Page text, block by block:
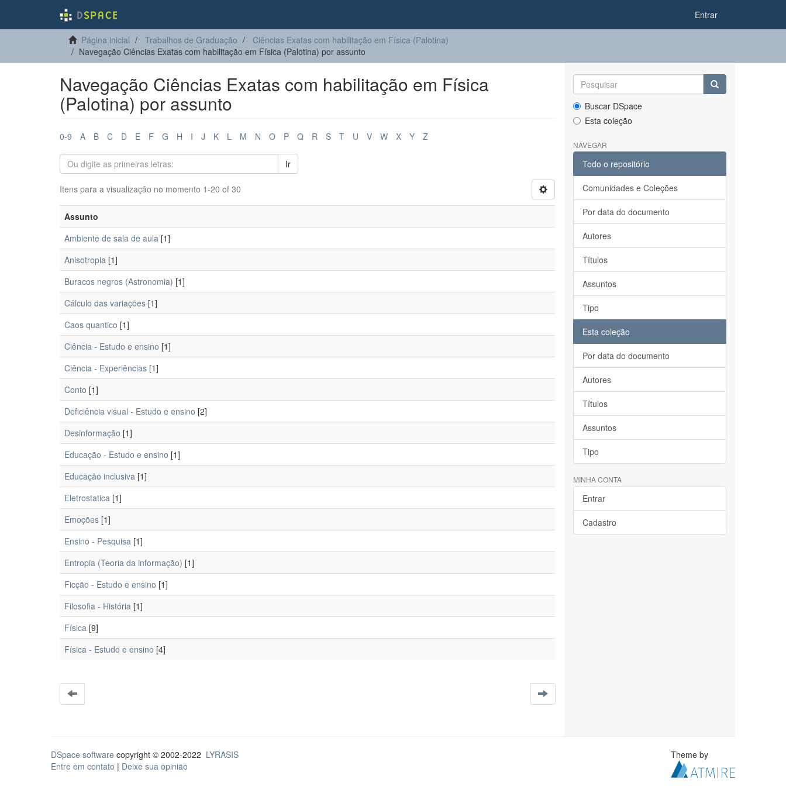
Entrar
Página inicial Trabalhos de Graduação
Ciências Exatas com habilitação em Física (Palotina)
Navegação Ciências Exatas com habilitação em Física (Palotina) por assunto
Navegação Ciências Exatas com habilitação em Física
(Palotina) por assunto
0-9 A B C D E F G H I J K L M N O P Q R S T U V W X Y Z
Ir
Itens para a visualização no momento 1-20 of 30
Assunto
Ambiente de sala de aula [1]
Anisotropia [1]
Buracos negros (Astronomia) [1]
Cálculo das variações [1]
Caos quantico [1]
Ciência - Estudo e ensino [1]
Ciência - Experiências [1]
Conto [1]
Deficiência visual - Estudo e ensino [2]
Desinformação [1]
Educação - Estudo e ensino [1]
Educação inclusiva [1]
Eletrostatica [1]
Emoções [1]
Ensino - Pesquisa [1]
Entropia (Teoria da informação) [1]
Ficção - Estudo e ensino [1]
Filosofia - História [1]
Física [9]
Física - Estudo e ensino [4]
Buscar DSpace
Esta coleção
NAVEGAR
Todo o repositório
Comunidades e Coleções
Por data do documento
Autores
Títulos
Assuntos
Tipo
Esta coleção
Por data do documento
Autores
Títulos
Assuntos
Tipo
MINHA CONTA
Entrar
Cadastro
DSpace software copyright © 2002-2022 LYRASIS
Entre em contato | Deixe sua opinião
Theme by